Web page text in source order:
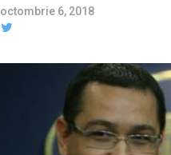
octombrie 6, 2018